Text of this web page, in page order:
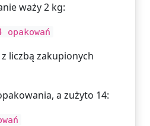
waży 2 kg:
liczbą zakupionych
a zużyto 14: